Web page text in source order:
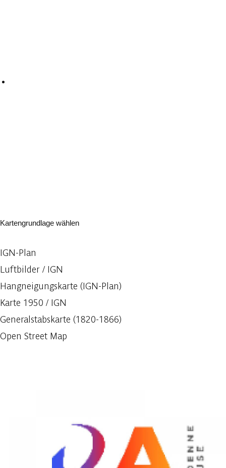
Kartengrundlage wählen
IGN-Plan
Luftbilder / IGN
Hangneigungskarte (IGN-Plan)
Karte 1950 / IGN
Generalstabskarte (1820-1866)
Open Street Map